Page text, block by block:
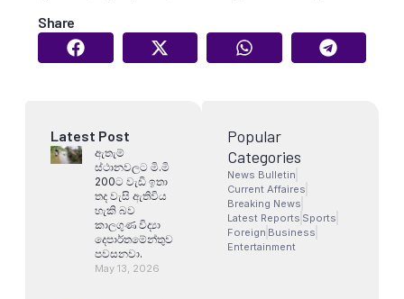
Share
Latest Post
ඇතැම්
ස්ථානවලට මි.මි
200ට වැඩි ඉතා
තද වැසි ඇතිවිය
හැකි බව
කාලගුණ විද්‍යා
දෙපාර්තමේන්තුව
පවසනවා.
May 13, 2026
Popular
Categories
News Bulletin
Current Affaires
Breaking News
Latest Reports Sports
Foreign Business
Entertainment